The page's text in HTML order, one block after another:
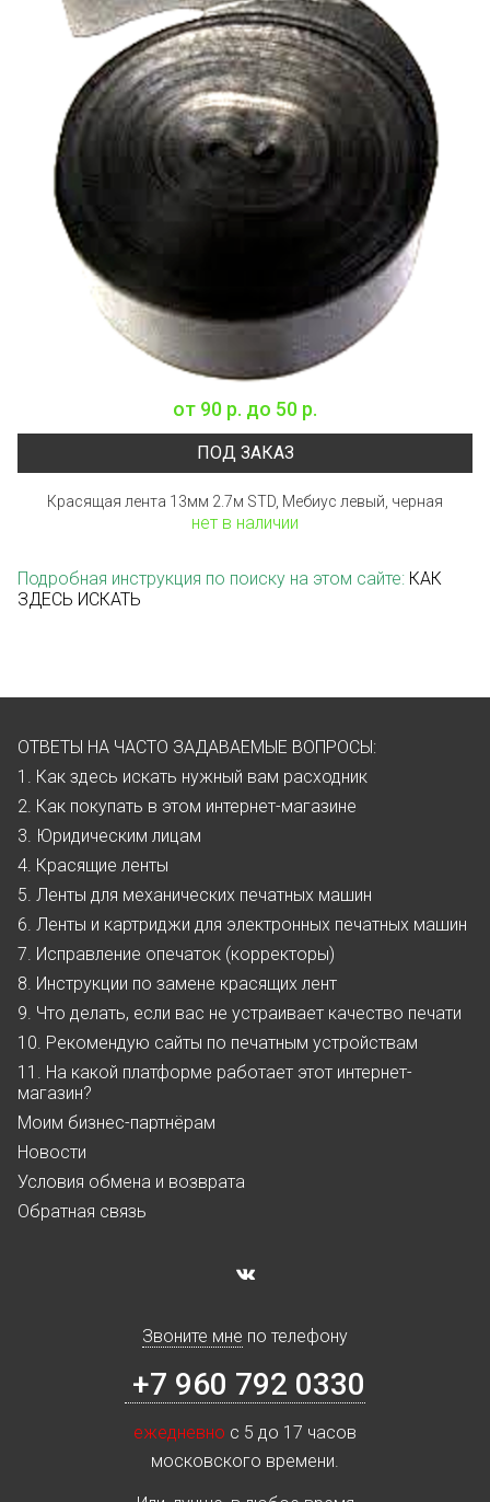
от 90 р. до 50 р.
ПОД ЗАКАЗ
Красящая лента 13мм 2.7м STD, Мебиус левый, черная
нет в наличии
Подробная инструкция по поиску на этом сайте: КАК
ЗДЕСЬ ИСКАТЬ
ОТВЕТЫ НА ЧАСТО ЗАДАВАЕМЫЕ ВОПРОСЫ:
1. Как здесь искать нужный вам расходник
2. Как покупать в этом интернет-магазине
3. Юридическим лицам
4. Красящие ленты
5. Ленты для механических печатных машин
6. Ленты и картриджи для электронных печатных машин
7. Исправление опечаток (корректоры)
8. Инструкции по замене красящих лент
9. Что делать, если вас не устраивает качество печати
10. Рекомендую сайты по печатным устройствам
11. На какой платформе работает этот интернет-
магазин?
Моим бизнес-партнёрам
Новости
Условия обмена и возврата
Обратная связь
Звоните мне по телефону
+7 960 792 0330
ежедневно с 5 до 17 часов
московского времени.